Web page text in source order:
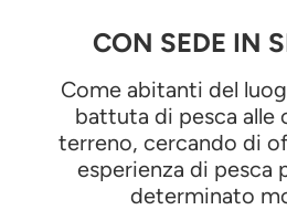
CON SEDE IN
Come abitanti del
battuta di pesca alle
terreno, cercando di
esperienza di pesca
determinato